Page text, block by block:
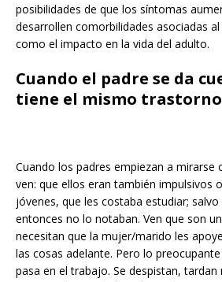
posibilidades de que los síntomas
desarrollen comorbilidades asociadas
como el impacto en la vida del adulto.
Cuando el padre se da
tiene el mismo
Cuando los padres empiezan a
ven: que ellos eran también impulsivos
jóvenes, que les costaba estudiar;
entonces no lo notaban. Ven que son
necesitan que la mujer/marido les
las cosas adelante. Pero lo
pasa en el trabajo. Se despistan, tardan